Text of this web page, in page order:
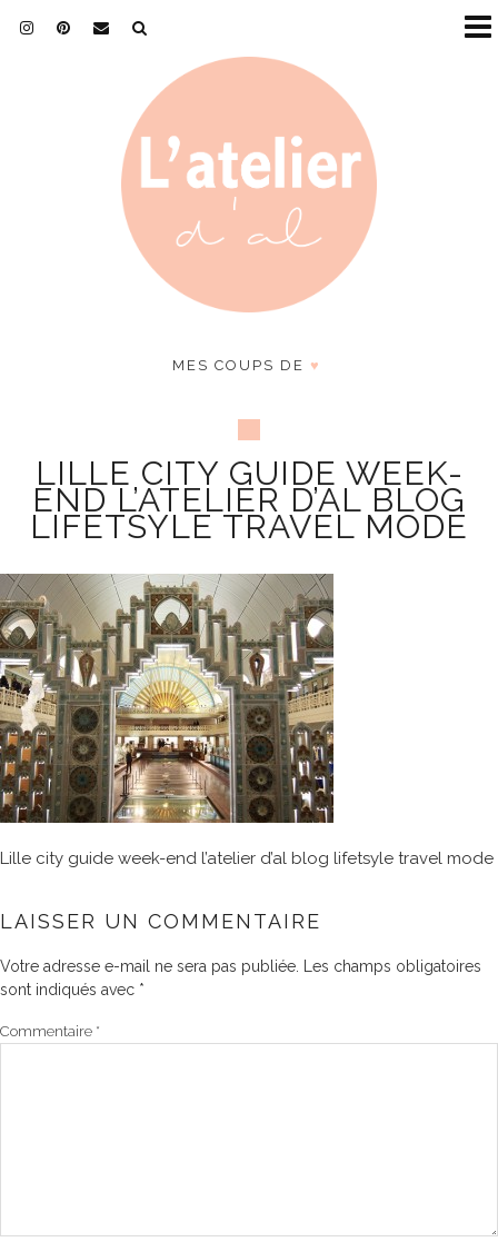
MES COUPS DE ♥
LILLE CITY GUIDE WEEK-
END L’ATELIER D’AL BLOG
LIFETSYLE TRAVEL MODE
Lille city guide week-end l’atelier d’al blog lifetsyle travel mode
LAISSER UN COMMENTAIRE
Votre adresse e-mail ne sera pas publiée.
Les champs obligatoires
sont indiqués avec *
Commentaire *